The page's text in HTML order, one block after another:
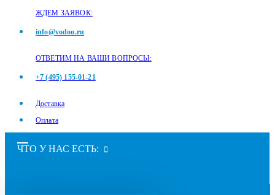
ЖДЕМ ЗАЯВОК:
info@vodoo.ru
ОТВЕТИМ НА ВАШИ ВОПРОСЫ:
+7 (495) 155-01-21
Доставка
Оплата
ЧТО У НАС ЕСТЬ: